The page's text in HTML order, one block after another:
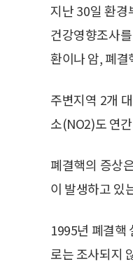
지난 30일 환경
건강영향조사
환이나 암, 폐
주변지역 2개
소(NO2)도 연
폐결핵의 증상
이 발생하고 있
1995년 폐결핵
로는 조사되지